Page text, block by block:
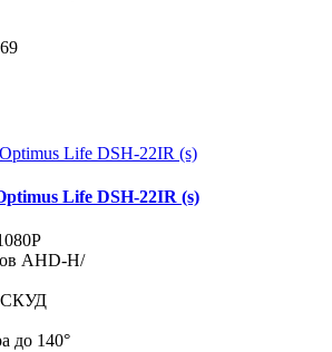
Life DSH-22IR (s)
AHD-H/
СКУД
до 140°